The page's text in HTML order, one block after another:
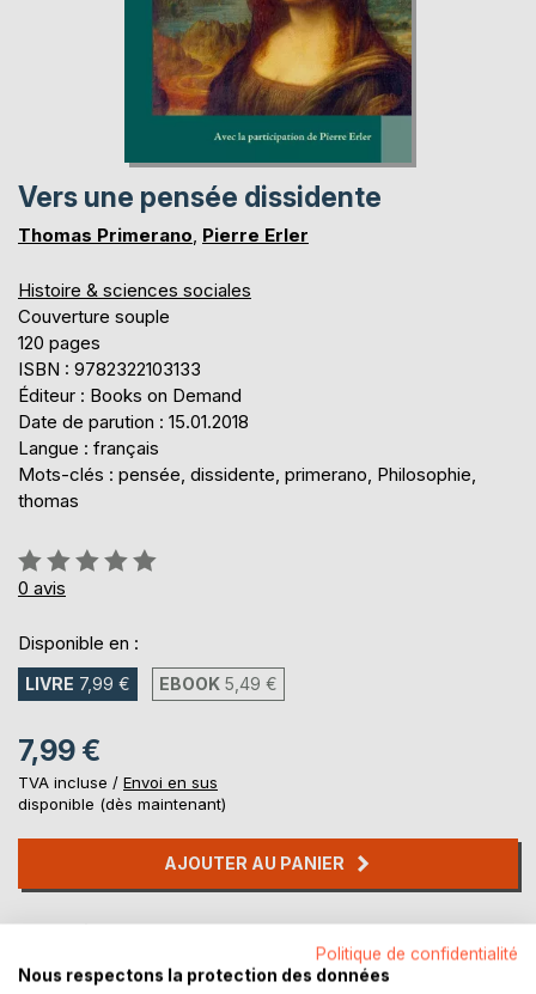
Vers une pensée dissidente
Thomas Primerano Pierre Erler
Histoire & sciences sociales
Couverture souple
120 pages
ISBN : 9782322103133
Éditeur : Books on Demand
Date de parution : 15.01.2018
Langue : français
Mots-clés : pensée, dissidente, primerano, Philosophie,
thomas
Évaluation:
0%
0 avis
Disponible en :
LIVRE 7,99 € EBOOK 5,49 €
7,99 €
TVA incluse / Envoi en sus
disponible (dès maintenant)
AJOUTER AU PANIER
Ajouter à ma liste d'envies
Politique de confidentialité
Nous respectons la protection des données